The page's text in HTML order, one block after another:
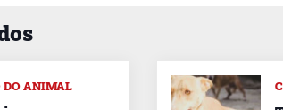
DO ANIMAL